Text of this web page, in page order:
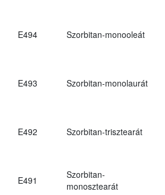
E494 Szorbitan-monooleát
E493 Szorbitan-monolaurát
E492 Szorbitan-trisztearát
E491
Szorbitan-
monosztearát